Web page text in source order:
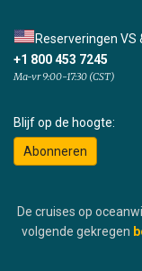
Reserveringen VS
+1 800 453 7245
Ma-vr 9:00-17:30 (CST)
Blijf op de hoogte:
Abonneren
De cruises op
volgende gekregen